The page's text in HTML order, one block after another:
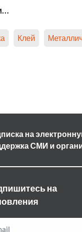
Клей
на
СМИ и
на